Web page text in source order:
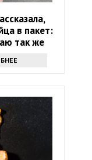
в пакет:
так же